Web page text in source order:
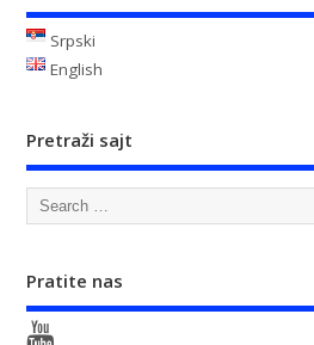
Srpski
English
Pretraži sajt
Pratite nas